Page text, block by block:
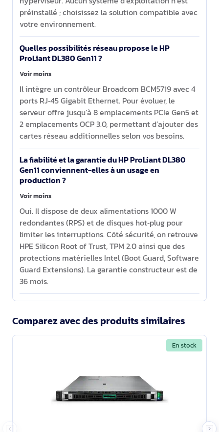
préinstallé ; choisissez la solution compatible avec
votre environnement.
Quelles possibilités réseau propose le HP
ProLiant DL380 Gen11 ?
Voir moins
Il intègre un contrôleur Broadcom BCM5719 avec 4
ports RJ‑45 Gigabit Ethernet. Pour évoluer, le
serveur offre jusqu’à 8 emplacements PCIe Gen5 et
2 emplacements OCP 3.0, permettant d’ajouter des
cartes réseau additionnelles selon vos besoins.
La fiabilité et la garantie du HP ProLiant DL380
Gen11 conviennent-elles à un usage en
production ?
Voir moins
Oui. Il dispose de deux alimentations 1000 W
redondantes (RPS) et de disques hot‑plug pour
limiter les interruptions. Côté sécurité, on retrouve
HPE Silicon Root of Trust, TPM 2.0 ainsi que des
protections matérielles Intel (Boot Guard, Software
Guard Extensions). La garantie constructeur est de
36 mois.
Comparez avec des produits similaires
En stock